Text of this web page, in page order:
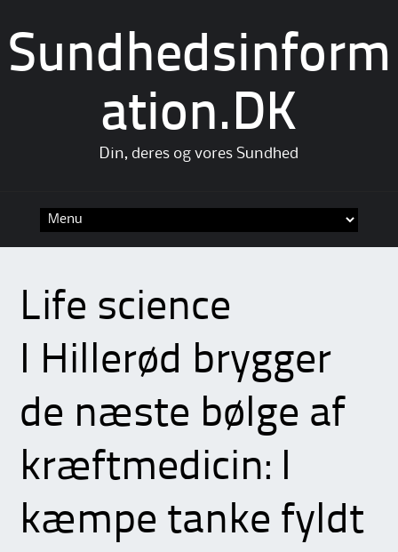
Sundhedsinform
ation.DK
Din, deres og vores Sundhed
Life science
I Hillerød brygger
de næste bølge af
kræftmedicin: I
kæmpe tanke fyldt